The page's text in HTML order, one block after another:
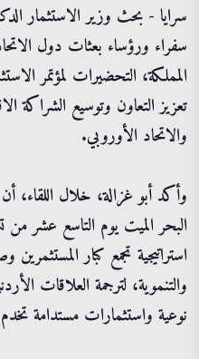
سرايا - بحث وزير الاستثمار
سفراء ورؤساء بعثات دول
المملكة، التحضيرات لمؤتمر
تعزيز التعاون وتوسيع الشراكة
والاتحاد الأوروبي.
وأكد أبو غزالة، خلال اللقاء،
البحر الميت يوم التاسع عشر من
استراتيجية تجمع كبار المستثمرين
والتنموية، لترجمة العلاقات
نوعية واستثمارات مستدامة تخدم